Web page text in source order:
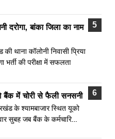
दरोगा, बांका जिला का नाम
थाना कॉलोनी निवासी प्रिया
भर्ती की परीक्षा में सफलता
बैंक में चोरी से फैली सनसनी
के श्यामबाजार स्थित यूको
सुबह जब बैंक के कर्मचारि...